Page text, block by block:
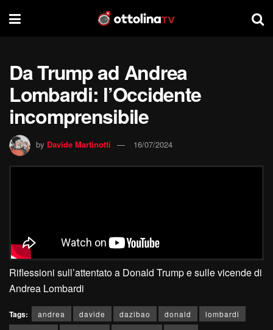
Da Trump ad Andrea
Lombardi: l’Occidente
incomprensibile
by Davide Martinotti 16/07/2024
Riflessioni sull’attentato a Donald Trump e sulle vicende di
Andrea Lombardi
Tags: andrea davide dazibao donald
lombardi